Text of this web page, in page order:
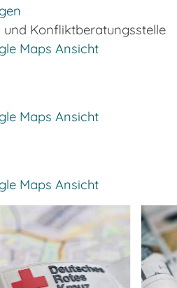
Konfliktberatungsstelle
Maps Ansicht
Maps Ansicht
Maps Ansicht